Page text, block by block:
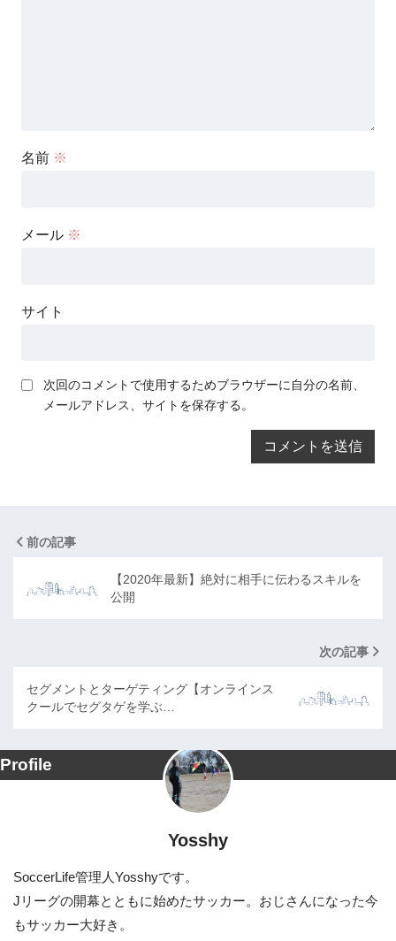
名前 ※
メール ※
サイト
次回のコメントで使用するためブラウザーに自分の名前、
メールアドレス、サイトを保存する。
前の記事
【2020年最新】絶対に相手に伝わるスキルを
公開
次の記事
セグメントとターゲティング【オンラインス
クールでセグタゲを学ぶ…
Profile
Yosshy
SoccerLife管理人Yosshyです。
Jリーグの開幕とともに始めたサッカー。おじさんになった今
もサッカー大好き。